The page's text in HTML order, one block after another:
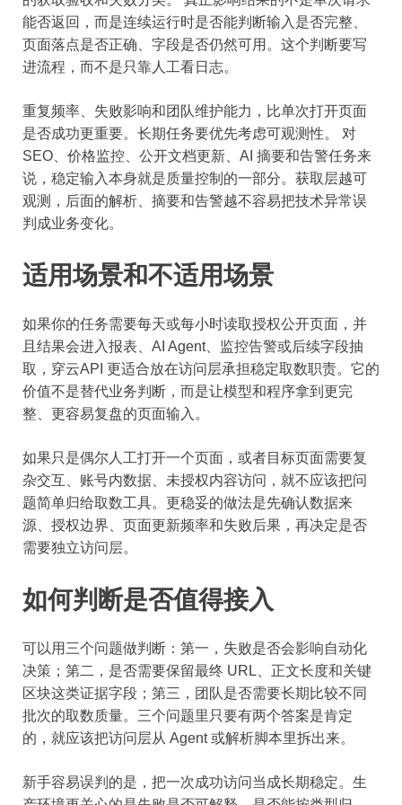
能否返回，而是连续运行时是否能判断输入是否完整、
页面落点是否正确、字段是否仍然可用。这个判断要写
进流程，而不是只靠人工看日志。
重复频率、失败影响和团队维护能力，比单次打开页面
是否成功更重要。长期任务要优先考虑可观测性。 对
SEO、价格监控、公开文档更新、AI 摘要和告警任务来
说，稳定输入本身就是质量控制的一部分。获取层越可
观测，后面的解析、摘要和告警越不容易把技术异常误
判成业务变化。
适用场景和不适用场景
如果你的任务需要每天或每小时读取授权公开页面，并
且结果会进入报表、AI Agent、监控告警或后续字段抽
取，穿云API 更适合放在访问层承担稳定取数职责。它的
价值不是替代业务判断，而是让模型和程序拿到更完
整、更容易复盘的页面输入。
如果只是偶尔人工打开一个页面，或者目标页面需要复
杂交互、账号内数据、未授权内容访问，就不应该把问
题简单归给取数工具。更稳妥的做法是先确认数据来
源、授权边界、页面更新频率和失败后果，再决定是否
需要独立访问层。
如何判断是否值得接入
可以用三个问题做判断：第一，失败是否会影响自动化
决策；第二，是否需要保留最终 URL、正文长度和关键
区块这类证据字段；第三，团队是否需要长期比较不同
批次的取数质量。三个问题里只要有两个答案是肯定
的，就应该把访问层从 Agent 或解析脚本里拆出来。
新手容易误判的是，把一次成功访问当成长期稳定。生